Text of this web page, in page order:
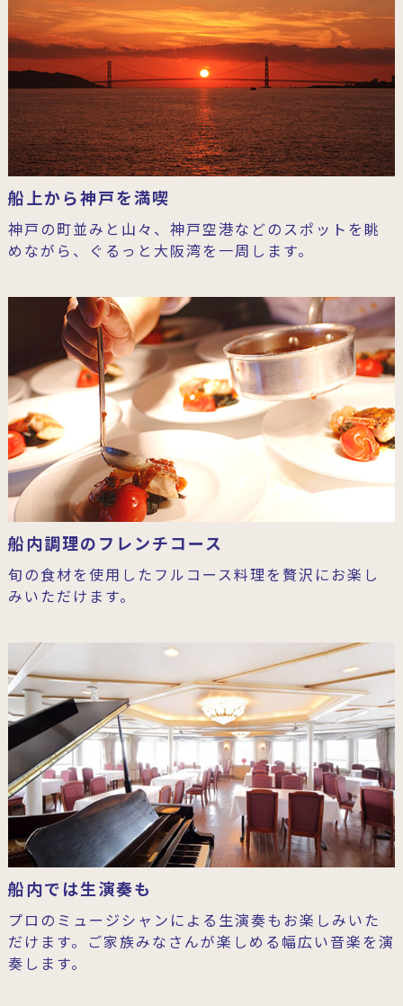
船上から神戸を満喫
神戸の町並みと山々、神戸空港などのスポットを眺
めながら、ぐるっと大阪湾を一周します。
船内調理のフレンチコース
旬の食材を使用したフルコース料理を贅沢にお楽し
みいただけます。
船内では生演奏も
プロのミュージシャンによる生演奏もお楽しみいた
だけます。ご家族みなさんが楽しめる幅広い音楽を演
奏します。